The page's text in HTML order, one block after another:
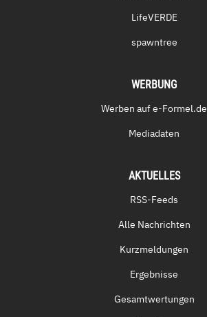
LifeVERDE
spawntree
WERBUNG
Werben auf e-Formel.de
Mediadaten
AKTUELLES
RSS-Feeds
Alle Nachrichten
Kurzmeldungen
Ergebnisse
Gesamtwertungen